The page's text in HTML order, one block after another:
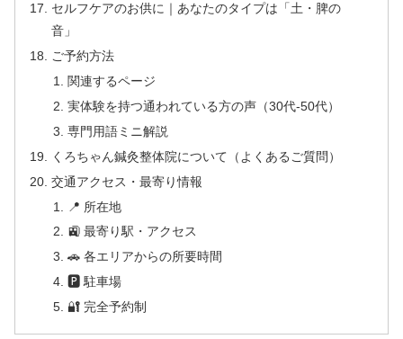
セルフケアのお供に｜あなたのタイプは「土・脾の
音」
ご予約方法
関連するページ
実体験を持つ通われている方の声（30代-50代）
専門用語ミニ解説
くろちゃん鍼灸整体院について（よくあるご質問）
交通アクセス・最寄り情報
📍 所在地
🚉 最寄り駅・アクセス
🚗 各エリアからの所要時間
🅿 駐車場
🔐 完全予約制